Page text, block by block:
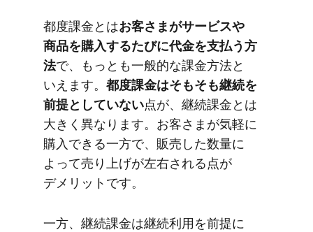
都度課金とは​お客さまが​サービスや​
商品を​購入する​たびに​代金を​支払う​方​
法で、​もっとも​一般的な​課金方​法と​
いえます。 ​都度課金は​そもそも​継続を​
前提と​していない​点が、​継続課金とは​
大きく​異なります。​お客さまが​気軽に​
購入できる​一方で、​販売した​数量に​
よって​売り上げが​左右される​点が​
デメリットです。
一方、​継続課金は​継続利用を​前提に​